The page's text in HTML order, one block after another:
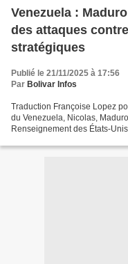
Venezuela :
des attaques
stratégiques
Publié le 21/11/2025 à 17:56
Par Bolivar Infos
Traduction Françoise Lopez
du Venezuela, Nicolas,
Renseignement des États-